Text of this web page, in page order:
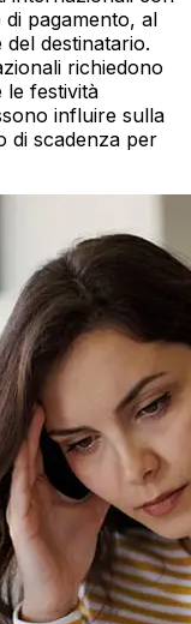
pagamento, al
destinatario.
richiedono
le festività
influire sulla
di scadenza per